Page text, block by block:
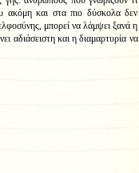
ακόμη και στα πιο δύσκολα δεν
μπορεί να λάμψει ξανά η
αδιάσειστη και η διαμαρτυρία να